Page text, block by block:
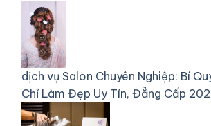
dịch vụ Salon Chuyên Nghiệp: Bí
Chỉ Làm Đẹp Uy Tín, Đẳng Cấp